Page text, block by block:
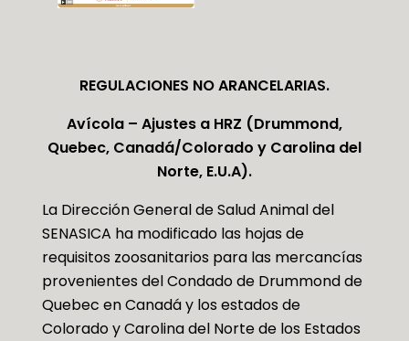
REGULACIONES NO ARANCELARIAS.
Avícola – Ajustes a HRZ (Drummond,
Quebec, Canadá/Colorado y Carolina del
Norte, E.U.A).
La Dirección General de Salud Animal del
SENASICA ha modificado las hojas de
requisitos zoosanitarios para las mercancías
provenientes del Condado de Drummond de
Quebec en Canadá y los estados de
Colorado y Carolina del Norte de los Estados